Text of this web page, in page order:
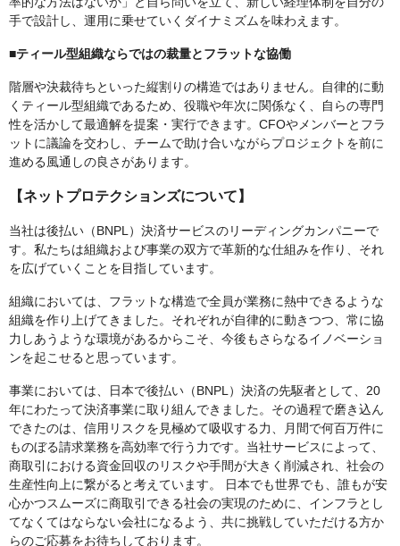
手で設計し、運用に乗せていくダイナミズムを味わえます。
■ティール型組織ならではの裁量とフラットな協働
階層や決裁待ちといった縦割りの構造ではありません。自律的に動
くティール型組織であるため、役職や年次に関係なく、自らの専門
性を活かして最適解を提案・実行できます。CFOやメンバーとフラ
ットに議論を交わし、チームで助け合いながらプロジェクトを前に
進める風通しの良さがあります。
【ネットプロテクションズについて】
当社は後払い（BNPL）決済サービスのリーディングカンパニーで
す。私たちは組織および事業の双方で革新的な仕組みを作り、それ
を広げていくことを目指しています。
組織においては、フラットな構造で全員が業務に熱中できるような
組織を作り上げてきました。それぞれが自律的に動きつつ、常に協
力しあうような環境があるからこそ、今後もさらなるイノベーショ
ンを起こせると思っています。
事業においては、日本で後払い（BNPL）決済の先駆者として、20
年にわたって決済事業に取り組んできました。その過程で磨き込ん
できたのは、信用リスクを見極めて吸収する力、月間で何百万件に
ものぼる請求業務を高効率で行う力です。当社サービスによって、
商取引における資金回収のリスクや手間が大きく削減され、社会の
生産性向上に繋がると考えています。 日本でも世界でも、誰もが安
心かつスムーズに商取引できる社会の実現のために、インフラとし
てなくてはならない会社になるよう、共に挑戦していただける方か
らのご応募をお待ちしております。